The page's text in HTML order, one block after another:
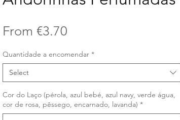
From €3.70
Quantidade a encomendar *
Select
Cor do Laço (pérola, azul bebé, azul navy, verde água,
cor de rosa, pêssego, encarnado, lavanda) *